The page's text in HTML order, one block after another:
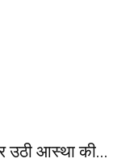
उठी आस्था की...